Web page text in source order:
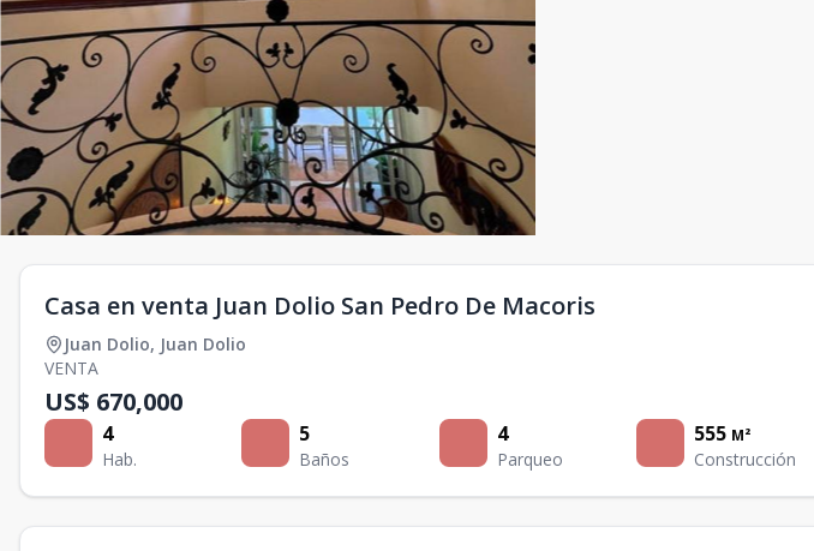
Casa en venta Juan Dolio San Pedro De Macoris
Juan Dolio, Juan Dolio
VENTA
US$ 670,000
4
Hab.
5
Baños
4
Parqueo
555 M²
Construcción